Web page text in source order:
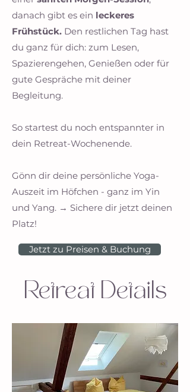
danach gibt es ein leckeres
Frühstück. Den restlichen Tag hast
du ganz für dich: zum Lesen,
Spazierengehen, Genießen oder für
gute Gespräche mit deiner
Begleitung.
So startest du noch entspannter in
dein Retreat-Wochenende.
Gönn dir deine persönliche Yoga-
Auszeit im Höfchen - ganz im Yin
und Yang. → Sichere dir jetzt deinen
Platz!
Jetzt zu Preisen & Buchung
Retreat Details